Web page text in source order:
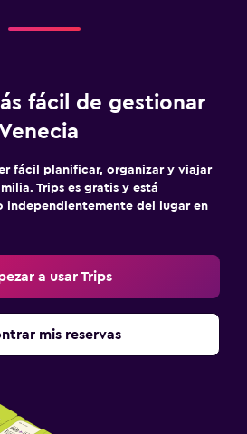
fácil de gestionar
fácil planificar, organizar y viajar
Trips es gratis y está
independientemente del lugar en
a usar Trips
mis reservas